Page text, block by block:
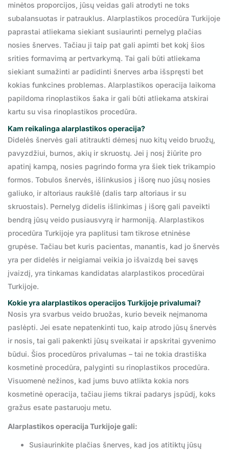
minėtos proporcijos, jūsų veidas gali atrodyti ne toks
subalansuotas ir patrauklus. Alarplastikos procedūra Turkijoje
paprastai atliekama siekiant susiaurinti pernelyg plačias
nosies šnerves. Tačiau ji taip pat gali apimti bet kokį šios
srities formavimą ar pertvarkymą. Tai gali būti atliekama
siekiant sumažinti ar padidinti šnerves arba išspręsti bet
kokias funkcines problemas. Alarplastikos operacija laikoma
papildoma rinoplastikos šaka ir gali būti atliekama atskirai
kartu su visa rinoplastikos procedūra.
Kam reikalinga alarplastikos operacija?
Didelės šnervės gali atitraukti dėmesį nuo kitų veido bruožų,
pavyzdžiui, burnos, akių ir skruostų. Jei į nosį žiūrite pro
apatinį kampą, nosies pagrindo forma yra šiek tiek trikampio
formos. Tobulos šnervės, išlinkusios į išorę nuo jūsų nosies
galiuko, ir altoriaus raukšlė (dalis tarp altoriaus ir su
skruostais). Pernelyg didelis išlinkimas į išorę gali paveikti
bendrą jūsų veido pusiausvyrą ir harmoniją. Alarplastikos
procedūra Turkijoje yra paplitusi tam tikrose etninėse
grupėse. Tačiau bet kuris pacientas, manantis, kad jo šnervės
yra per didelės ir neigiamai veikia jo išvaizdą bei savęs
įvaizdį, yra tinkamas kandidatas alarplastikos procedūrai
Turkijoje.
Kokie yra alarplastikos operacijos Turkijoje privalumai?
Nosis yra svarbus veido bruožas, kurio beveik neįmanoma
paslėpti. Jei esate nepatenkinti tuo, kaip atrodo jūsų šnervės
ir nosis, tai gali pakenkti jūsų sveikatai ir apskritai gyvenimo
būdui. Šios procedūros privalumas – tai ne tokia drastiška
kosmetinė procedūra, palyginti su rinoplastikos procedūra.
Visuomenė nežinos, kad jums buvo atlikta kokia nors
kosmetinė operacija, tačiau jiems tikrai padarys įspūdį, koks
gražus esate pastaruoju metu.
Alarplastikos operacija Turkijoje gali:
Susiaurinkite plačias šnerves, kad jos atitiktų jūsų